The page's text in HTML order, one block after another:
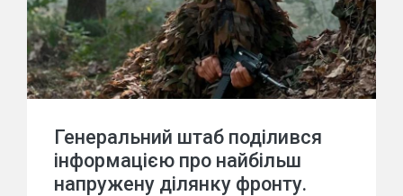
Генеральний штаб поділився
інформацією про найбільш
напружену ділянку фронту.